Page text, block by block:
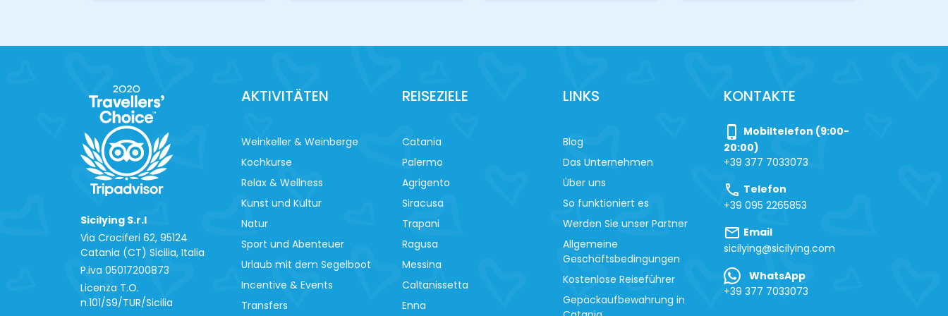
Sicilying S.r.l
Via Crociferi 62, 95124
Catania (CT) Sicilia, Italia
P.iva 0‍5017200873
Licenza T.O.
n.101/S9/TUR/Sicilia
AKTIVITÄTEN
Weinkeller & Weinberge
Kochkurse
Relax & Wellness
Kunst und Kultur
Natur
Sport und Abenteuer
Urlaub mit dem Segelboot
Incentive & Events
Transfers
REISEZIELE
Catania
Palermo
Agrigento
Siracusa
Trapani
Ragusa
Messina
Caltanissetta
Enna
LINKS
Blog
Das Unternehmen
Über uns
So funktioniert es
Werden Sie unser Partner
Allgemeine
Geschäftsbedingungen
Kostenlose Reiseführer
Gepäckaufbewahrung in
KONTAKTE
phone_iphone
Mobiltelefon (9:00-
20:00)
+39 377 7033073
call Telefon
+39 095 2265853
mail Email
sicilying@sicilying.com
WhatsApp
+39 377 7033073